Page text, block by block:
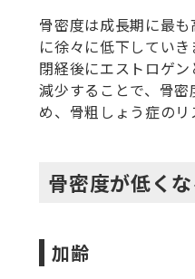
骨密度は成長期に最
に徐々に低下していき
閉経後にエストロゲ
減少することで、骨
め、骨粗しょう症のリ
骨密度が低く
加齢